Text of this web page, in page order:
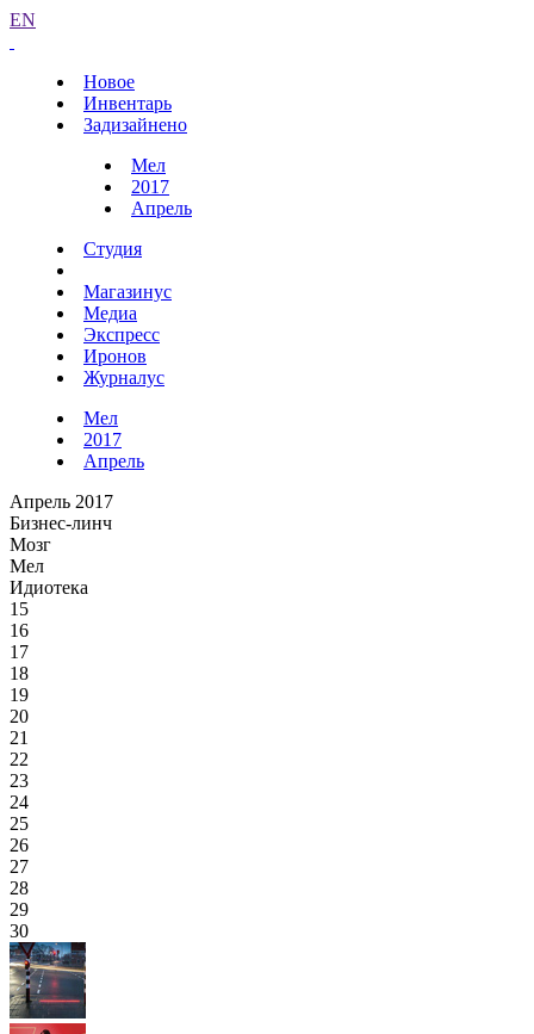
EN
Новое
Инвентарь
Задизайнено
Мел
2017
Апрель
Студия
Магазинус
Медиа
Экспресс
Иронов
Журналус
Мел
2017
Апрель
Апрель 2017
Бизнес-линч
Мозг
Мел
Идиотека
15
16
17
18
19
20
21
22
23
24
25
26
27
28
29
30